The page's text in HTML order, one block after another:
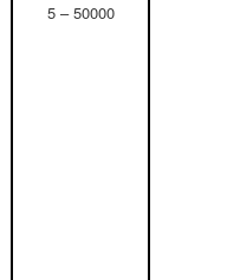
5 – 50000